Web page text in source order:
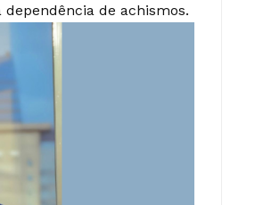
de achismos.